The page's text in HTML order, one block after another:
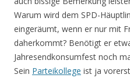
Warum wird dem SPD-
eingeräumt, wenn er nur mit
daherkommt? Benötigt er
Jahresendkonsumfest noch
Sein Parteikollege ist ja